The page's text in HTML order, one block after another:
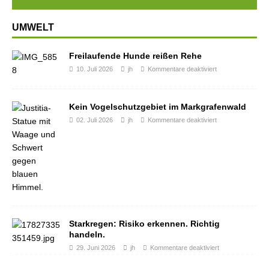
UMWELT
Freilaufende Hunde reißen Rehe
10. Juli 2026 jh Kommentare deaktiviert
Kein Vogelschutzgebiet im Markgrafenwald
02. Juli 2026 jh Kommentare deaktiviert
Starkregen: Risiko erkennen. Richtig
handeln.
29. Juni 2026 jh Kommentare deaktiviert